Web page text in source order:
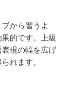
から習うよ
的です。上級
現の幅を広げ
れます。